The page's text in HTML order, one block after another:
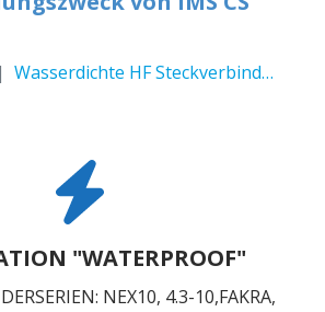
Wasserdichte HF Steckverbinderlösungen und Kabelkonfektionen
"WATERPROOF"
NEX10, 4.3-10,FAKRA,